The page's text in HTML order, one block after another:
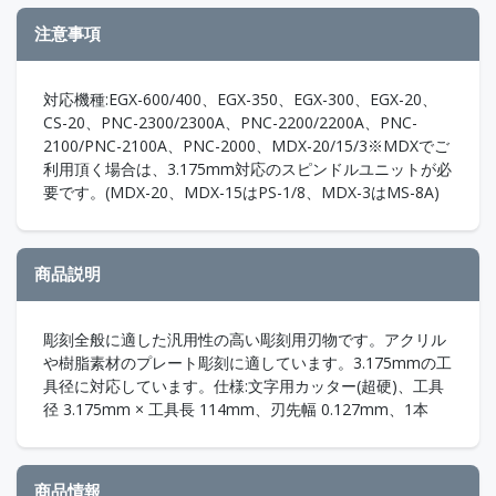
注意事項
対応機種:EGX-600/400、EGX-350、EGX-300、EGX-20、
CS-20、PNC-2300/2300A、PNC-2200/2200A、PNC-
2100/PNC-2100A、PNC-2000、MDX-20/15/3※MDXでご
利用頂く場合は、3.175mm対応のスピンドルユニットが必
要です。(MDX-20、MDX-15はPS-1/8、MDX-3はMS-8A)
商品説明
彫刻全般に適した汎用性の高い彫刻用刃物です。アクリル
や樹脂素材のプレート彫刻に適しています。3.175mmの工
具径に対応しています。仕様:文字用カッター(超硬)、工具
径 3.175mm × 工具長 114mm、刃先幅 0.127mm、1本
商品情報